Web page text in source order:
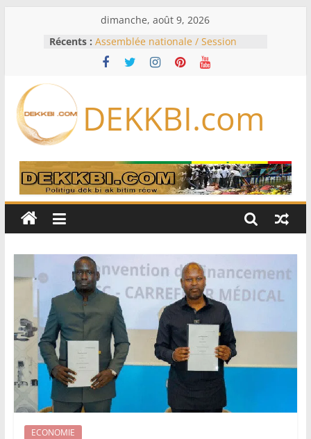
dimanche, août 9, 2026
Récents : Assemblée nationale / Session
extraordinaire: Six commissions
d’enquête à l’ordre du jour ce lundi
Bénin: Patrice Talon élu président
du Sénat, moins de trois mois
Pakistan et la Turquie signent un
accord de défense
RD Congo: Kinshasa interdit les
exportations de cuivre et de cobalt
production
DEKKBI.com
ECONOMIE